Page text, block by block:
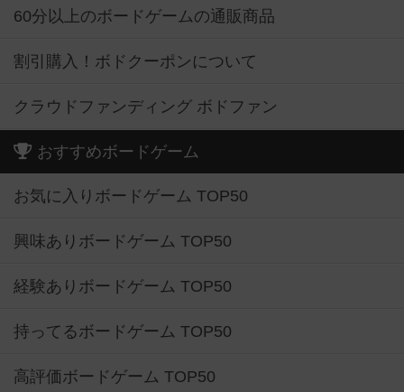
60分以上のボードゲームの通販商品
割引購入！ボドクーポンについて
クラウドファンディング ボドファン
おすすめボードゲーム
お気に入りボードゲーム TOP50
興味ありボードゲーム TOP50
経験ありボードゲーム TOP50
持ってるボードゲーム TOP50
高評価ボードゲーム TOP50